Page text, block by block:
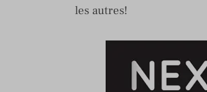
les autres!